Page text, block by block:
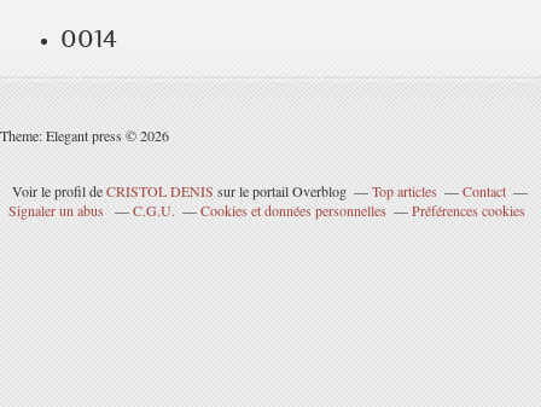
0014
Theme: Elegant press © 2026
Voir le profil deCRISTOL DENIS sur le portail Overblog Top articles
Contact
Signaler un abus
C.G.U. Cookies et données personnelles Préférences cookies